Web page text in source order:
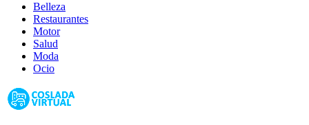
Belleza
Restaurantes
Motor
Salud
Moda
Ocio